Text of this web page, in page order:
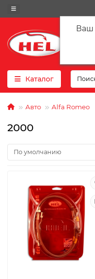
Ваш
Каталог
Авто Alfa Romeo
2000